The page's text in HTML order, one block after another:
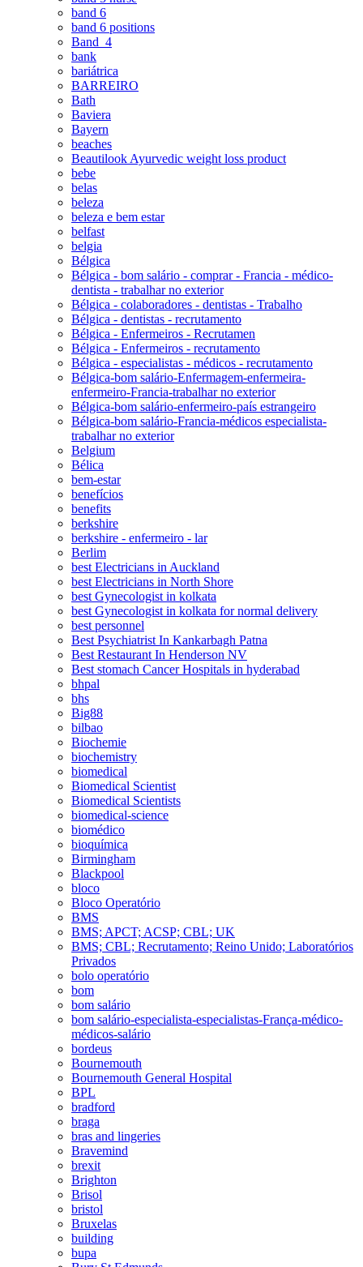
band 6
band 6 positions
Band_4
bank
bariátrica
BARREIRO
Bath
Baviera
Bayern
beaches
Beautilook Ayurvedic weight loss product
bebe
belas
beleza
beleza e bem estar
belfast
belgia
Bélgica
Bélgica - bom salário - comprar - Francia - médico-
dentista - trabalhar no exterior
Bélgica - colaboradores - dentistas - Trabalho
Bélgica - dentistas - recrutamento
Bélgica - Enfermeiros - Recrutamen
Bélgica - Enfermeiros - recrutamento
Bélgica - especialistas - médicos - recrutamento
Bélgica-bom salário-Enfermagem-enfermeira-
enfermeiro-Francia-trabalhar no exterior
Bélgica-bom salário-enfermeiro-país estrangeiro
Bélgica-bom salário-Francia-médicos especialista-
trabalhar no exterior
Belgium
Bélica
bem-estar
benefícios
benefits
berkshire
berkshire - enfermeiro - lar
Berlim
best Electricians in Auckland
best Electricians in North Shore
best Gynecologist in kolkata
best Gynecologist in kolkata for normal delivery
best personnel
Best Psychiatrist In Kankarbagh Patna
Best Restaurant In Henderson NV
Best stomach Cancer Hospitals in hyderabad
bhpal
bhs
Big88
bilbao
Biochemie
biochemistry
biomedical
Biomedical Scientist
Biomedical Scientists
biomedical-science
biomédico
bioquímica
Birmingham
Blackpool
bloco
Bloco Operatório
BMS
BMS; APCT; ACSP; CBL; UK
BMS; CBL; Recrutamento; Reino Unido; Laboratórios
Privados
bolo operatório
bom
bom salário
bom salário-especialista-especialistas-França-médico-
médicos-salário
bordeus
Bournemouth
Bournemouth General Hospital
BPL
bradford
braga
bras and lingeries
Bravemind
brexit
Brighton
Brisol
bristol
Bruxelas
building
bupa